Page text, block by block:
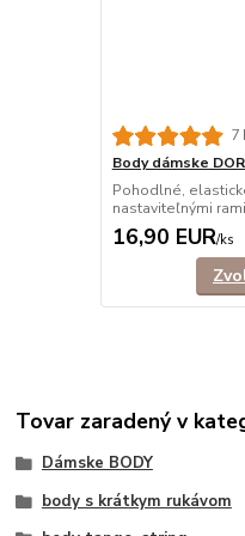
7
Body dámske
Pohodlné,
nastaviteľnými
16,90 EUR/ks
Tovar zaradený v
Dámske BODY
body s krátkym rukávom